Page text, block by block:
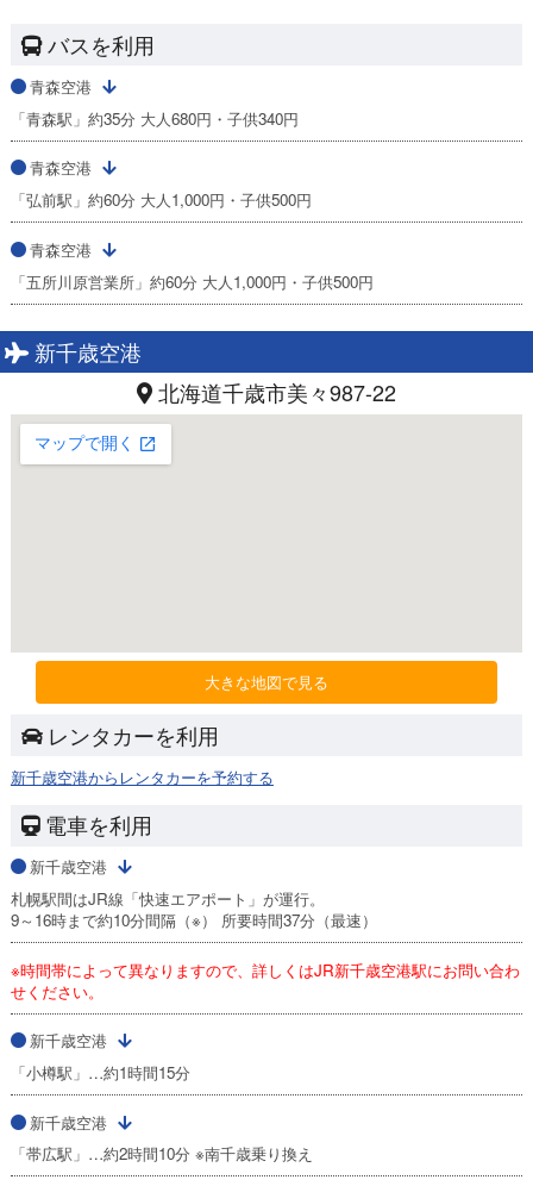
バスを利用
青森空港
「青森駅」約35分 大人680円・子供340円
青森空港
「弘前駅」約60分 大人1,000円・子供500円
青森空港
「五所川原営業所」約60分 大人1,000円・子供500円
新千歳空港
北海道千歳市美々987-22
大きな地図で見る
レンタカーを利用
新千歳空港からレンタカーを予約する
電車を利用
新千歳空港
札幌駅間はJR線「快速エアポート」が運行。
9～16時まで約10分間隔（※） 所要時間37分（最速）
※時間帯によって異なりますので、詳しくはJR新千歳空港駅にお問い合わ
せください。
新千歳空港
「小樽駅」…約1時間15分
新千歳空港
「帯広駅」…約2時間10分 ※南千歳乗り換え